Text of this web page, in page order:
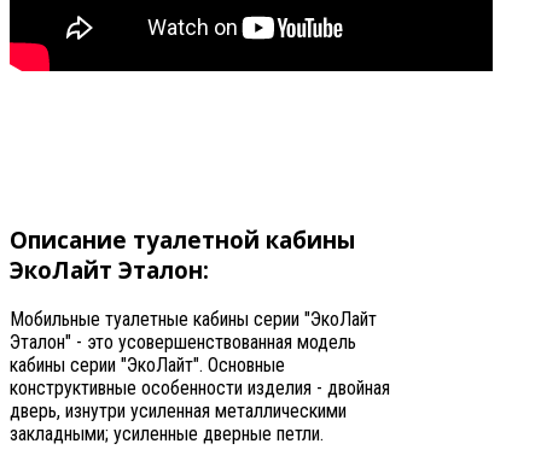
Описание туалетной кабины
ЭкоЛайт Эталон:
Мобильные туалетные кабины серии "ЭкоЛайт
Эталон" - это усовершенствованная модель
кабины серии "ЭкоЛайт". Основные
конструктивные особенности изделия - двойная
дверь, изнутри усиленная металлическими
закладными; усиленные дверные петли.